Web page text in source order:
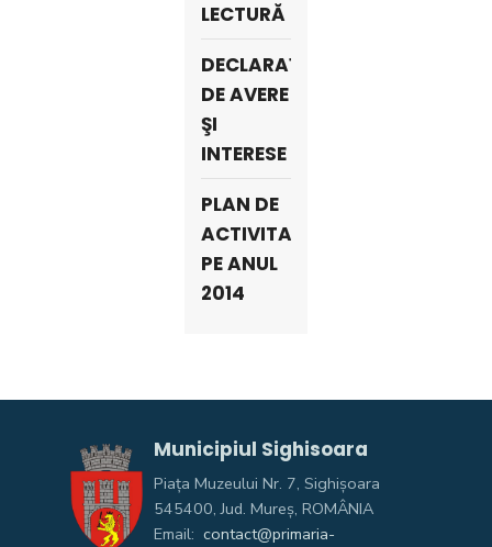
LECTURĂ
DECLARAŢII
DE AVERE
ŞI
INTERESE
PLAN DE
ACTIVITATE
PE ANUL
2014
Municipiul Sighisoara
Piața Muzeului Nr. 7, Sighişoara
545400, Jud. Mureş, ROMÂNIA
Email: contact@primaria-